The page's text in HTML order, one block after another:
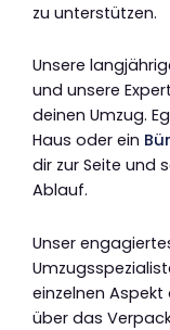
zu unterstützen.
Unsere
und unsere
deinen Umzug.
Haus oder ein
dir zur Seite und
Ablauf.
Unser
einzelnen Aspekt
über das